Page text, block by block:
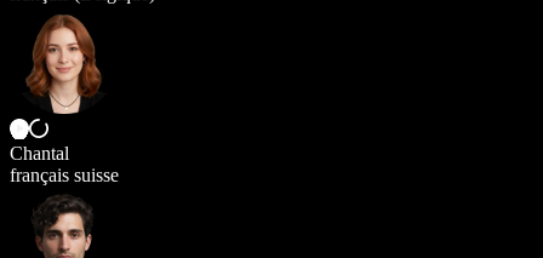
Chantal
français suisse